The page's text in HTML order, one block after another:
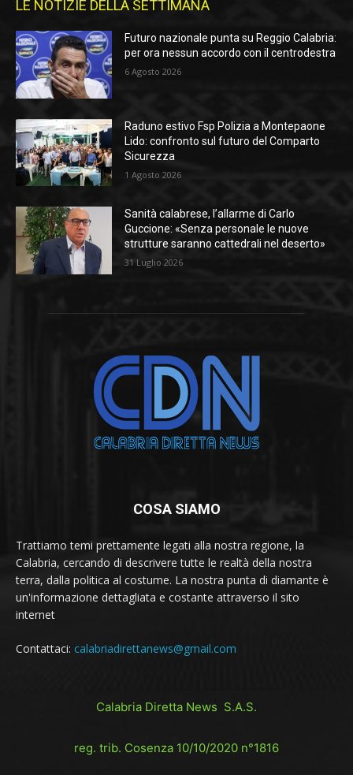
LE NOTIZIE DELLA SETTIMANA
Futuro nazionale punta su Reggio Calabria:
per ora nessun accordo con il centrodestra
6 Agosto 2026
Raduno estivo Fsp Polizia a Montepaone
Lido: confronto sul futuro del Comparto
Sicurezza
1 Agosto 2026
Sanità calabrese, l’allarme di Carlo
Guccione: «Senza personale le nuove
strutture saranno cattedrali nel deserto»
31 Luglio 2026
COSA SIAMO
Trattiamo temi prettamente legati alla nostra regione, la
Calabria, cercando di descrivere tutte le realtà della nostra
terra, dalla politica al costume. La nostra punta di diamante è
un'informazione dettagliata e costante attraverso il sito
internet
Contattaci: calabriadirettanews@gmail.com
Calabria Diretta News S.A.S.
reg. trib. Cosenza 10/10/2020 n°1816